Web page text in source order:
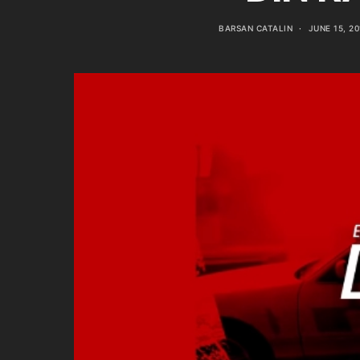
BARSAN CATALIN JUNE 15,